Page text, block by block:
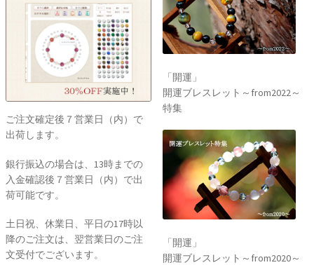
ご注文確定後７営業日（内）で
出荷します。
銀行振込の場合は、13時までの
入金確認後７営業日（内）で出
荷可能です。
土日祝、休業日、平日の17時以
降のご注文は、翌営業日のご注
文受付でございます。
「開運」
開運ブレスレット～from2022～
特集
「開運」
開運ブレスレット～from2020～